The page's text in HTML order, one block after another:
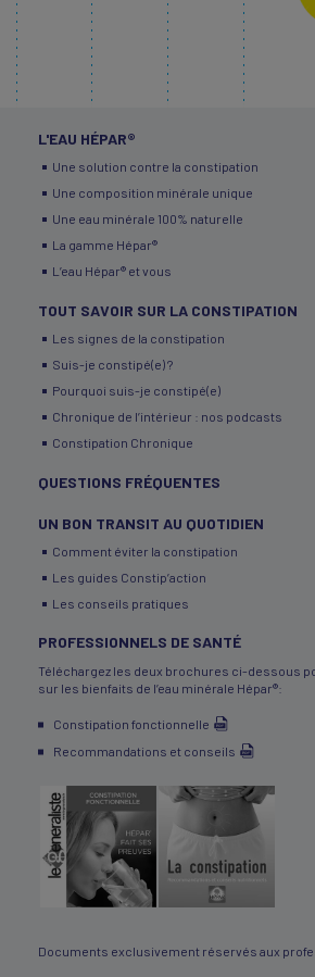
L'EAU HÉPAR®
Une solution contre la constipation
Une composition minérale unique
Une eau minérale 100% naturelle
La gamme Hépar®
L’eau Hépar® et vous
TOUT SAVOIR SUR LA CONSTIPATION
Les signes de la constipation
Suis-je constipé(e) ?
Pourquoi suis-je constipé(e)
Chronique de l’intérieur : nos podcasts
Constipation Chronique
QUESTIONS FRÉQUENTES
UN BON TRANSIT AU QUOTIDIEN
Comment éviter la constipation
Les guides Constip’action
Les conseils pratiques
PROFESSIONNELS DE SANTÉ
Téléchargez les deux brochures ci-dessous
sur les bienfaits de l’eau minérale Hépar®:
Constipation fonctionnelle
Recommandations et conseils
Documents exclusivement réservés aux